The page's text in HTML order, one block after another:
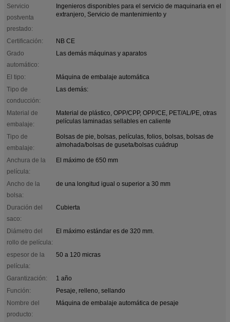
Servicio
postventa
prestado:
Ingenieros disponibles para el servicio de maquinaria en el
extranjero, Servicio de mantenimiento y
Certificación:
NB CE
Grado
automático:
Las demás máquinas y aparatos
El tipo:
Máquina de embalaje automática
Tipo de
conducción:
Las demás:
Material de
embalaje:
Material de plástico, OPP/CPP, OPP/CE, PET/AL/PE, otras
películas laminadas sellables en caliente
Tipo de
embalaje:
Bolsas de pie, bolsas, películas, folios, bolsas, bolsas de
almohada/bolsas de guseta/bolsas cuádrup
Anchura de la
película:
El máximo de 650 mm
Ancho de la
bolsa:
de una longitud igual o superior a 30 mm
Duración del
saco:
Cubierta
Diámetro del
rollo de película:
El máximo estándar es de 320 mm.
espesor de la
película:
50 a 120 micras
Garantización:
1 año
Función:
Pesaje, relleno, sellando
Nombre del
producto:
Máquina de embalaje automática de pesaje